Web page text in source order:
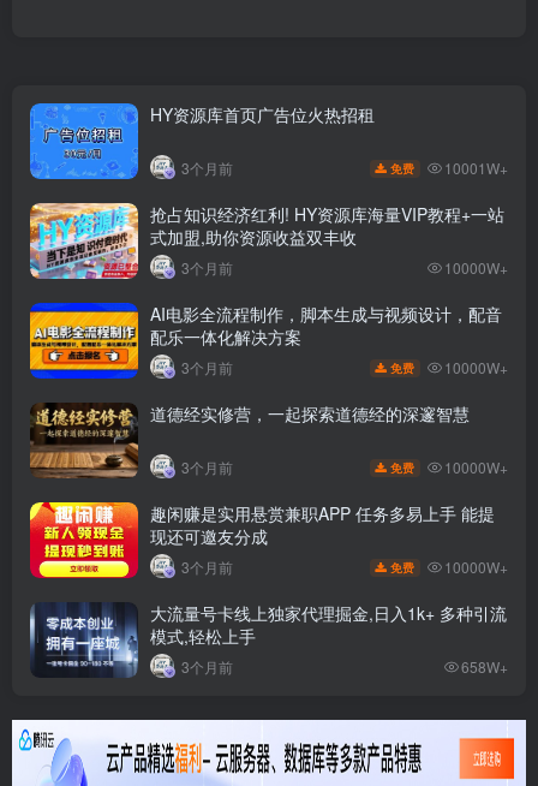
HY资源库首页广告位火热招租
3个月前 免费 10001W+
抢占知识经济红利! HY资源库海量VIP教程+一站
式加盟,助你资源收益双丰收
3个月前 10000W+
AI电影全流程制作，脚本生成与视频设计，配音
配乐一体化解决方案
3个月前 免费 10000W+
道德经实修营，一起探索道德经的深邃智慧
3个月前 免费 10000W+
趣闲赚是实用悬赏兼职APP 任务多易上手 能提
现还可邀友分成
3个月前 免费 10000W+
大流量号卡线上独家代理掘金,日入1k+ 多种引流
模式,轻松上手
3个月前 658W+